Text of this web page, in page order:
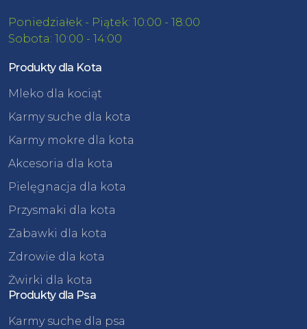
Poniedziałek - Piątek: 10:00 - 18:00
Sobota: 10:00 - 14:00
Produkty dla Kota
Mleko dla kociąt
Karmy suche dla kota
Karmy mokre dla kota
Akcesoria dla kota
Pielęgnacja dla kota
Przysmaki dla kota
Zabawki dla kota
Zdrowie dla kota
Żwirki dla kota
Produkty dla Psa
Karmy suche dla psa